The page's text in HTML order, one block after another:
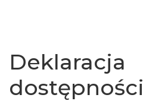
Deklaracja
dostępności